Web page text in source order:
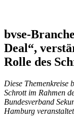
bvse-
Deal“,
Rolle des
Diese Themenkreise
Schrott im Rahmen
Bundesverband
Hamburg